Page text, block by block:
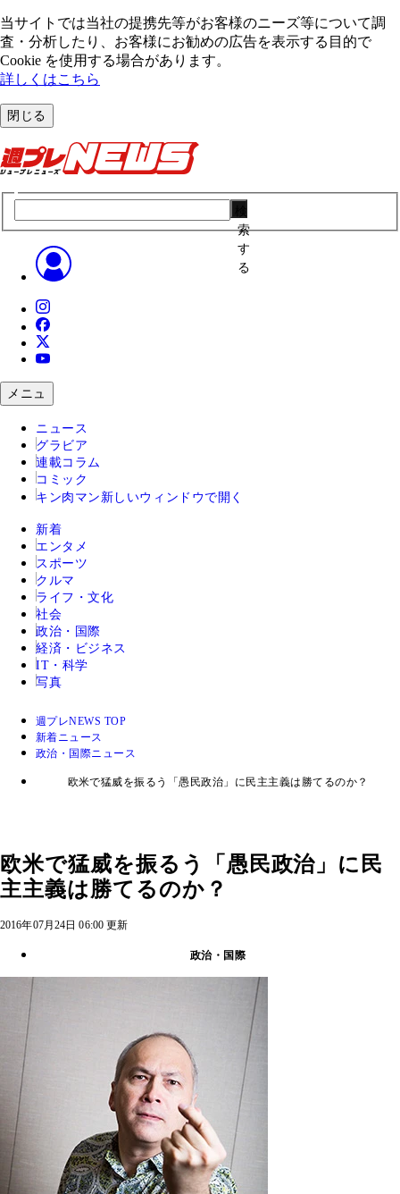
当サイトでは当社の提携先等がお客様のニーズ等について調
査・分析したり、お客様にお勧めの広告を表⽰する⽬的で
Cookie を使⽤する場合があります。
詳しくはこちら
閉じる
索
す
る
メニュ
ニュース
グラビア
連載コラム
コミック
キン肉マン 新しいウィンドウで開く
新着
エンタメ
スポーツ
クルマ
ライフ・文化
社会
政治・国際
経済・ビジネス
IT・科学
写真
週プレNEWS TOP
新着ニュース
政治・国際ニュース
欧米で猛威を振るう「愚民政治」に民主主義は勝てるのか？
欧米で猛威を振るう「愚民政治」に民
主主義は勝てるのか？
2016年07月24日 06:00 更新
政治・国際